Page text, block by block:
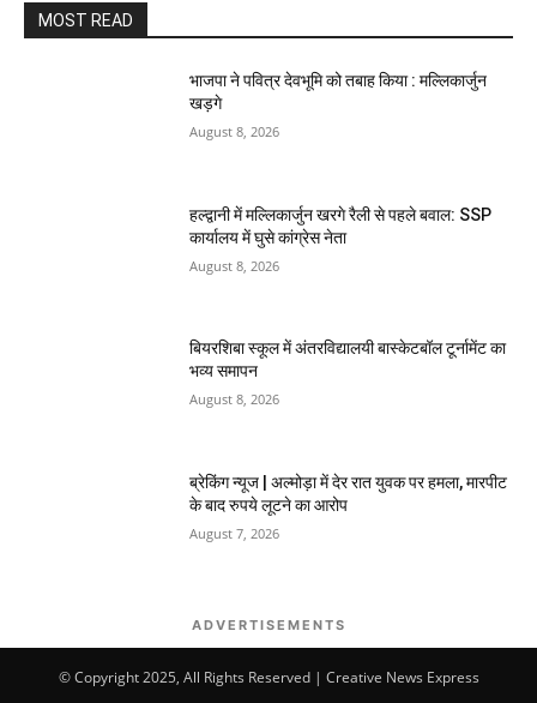
MOST READ
भाजपा ने पवित्र देवभूमि को तबाह किया : मल्लिकार्जुन
खड़गे
August 8, 2026
हल्द्वानी में मल्लिकार्जुन खरगे रैली से पहले बवाल: SSP
कार्यालय में घुसे कांग्रेस नेता
August 8, 2026
बियरशिबा स्कूल में अंतरविद्यालयी बास्केटबॉल टूर्नामेंट का
भव्य समापन
August 8, 2026
ब्रेकिंग न्यूज | अल्मोड़ा में देर रात युवक पर हमला, मारपीट
के बाद रुपये लूटने का आरोप
August 7, 2026
ADVERTISEMENTS
© Copyright 2025, All Rights Reserved | Creative News Express